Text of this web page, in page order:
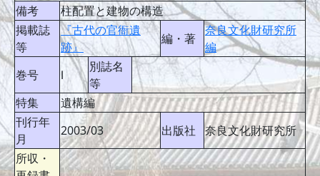
備考
柱配置と建物の構造
掲載誌
等
『古代の官衙遺
跡』
編・著
奈良文化財研究所
編
巻号
Ⅰ
別誌名
等
特集
遺構編
刊行年
月
2003/03 出版社
奈良文化財研究所
所収・